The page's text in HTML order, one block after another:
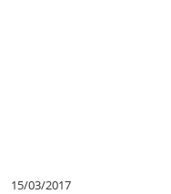
15/03/2017